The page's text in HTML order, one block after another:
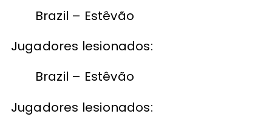
Brazil – Estêvão
Jugadores lesionados:
Brazil – Estêvão
Jugadores lesionados: